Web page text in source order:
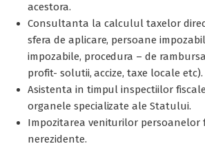
acestora.
Consultanta la calculul taxelor
sfera de aplicare, persoane
impozabile, procedura – de
profit- solutii, accize, taxe locale etc).
Asistenta in timpul inspectiilor
organele specializate ale Statului.
Impozitarea veniturilor persoanelor
nerezidente.